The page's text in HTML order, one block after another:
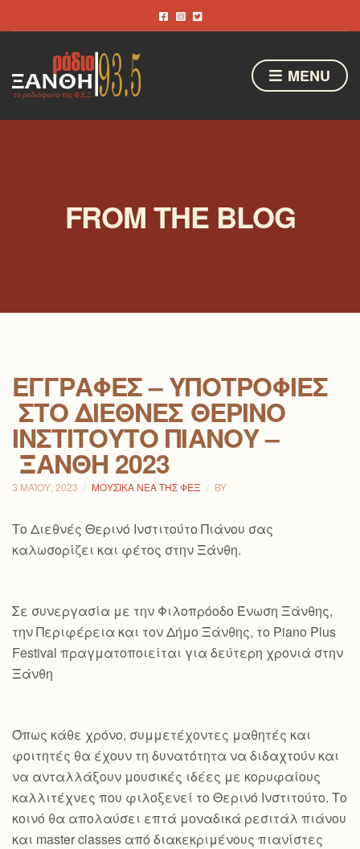
MENU
FROM THE BLOG
ΕΓΓΡΑΦΈΣ – ΥΠΟΤΡΟΦΊΕΣ
ΣΤΟ ΔΙΕΘΝΈΣ ΘΕΡΙΝΌ
ΙΝΣΤΙΤΟΎΤΟ ΠΙΆΝΟΥ –
ΞΆΝΘΗ 2023
3 ΜΑΪ́ΟΥ, 2023 ΜΟΥΣΙΚΆ ΝΈΑ ΤΗΣ ΦΕΞ BY
Το Διεθνές Θερινό Ινστιτούτο Πιάνου σας
καλωσορίζει και φέτος στην Ξάνθη.
Σε συνεργασία με την Φιλοπρόοδο Ένωση Ξάνθης,
την Περιφέρεια και τον Δήμο Ξάνθης, το Piano Plus
Festival πραγματοποιείται για δεύτερη χρονιά στην
Ξάνθη
Όπως κάθε χρόνο, συμμετέχοντες μαθητές και
φοιτητές θα έχουν τη δυνατότητα να διδαχτούν και
να ανταλλάξουν μουσικές ιδέες με κορυφαίους
καλλιτέχνες που φιλοξενεί το Θερινό Ινστιτούτο. Το
κοινό θα απολαύσει επτά μοναδικά ρεσιτάλ πιάνου
και master classes από διακεκριμένους πιανίστες